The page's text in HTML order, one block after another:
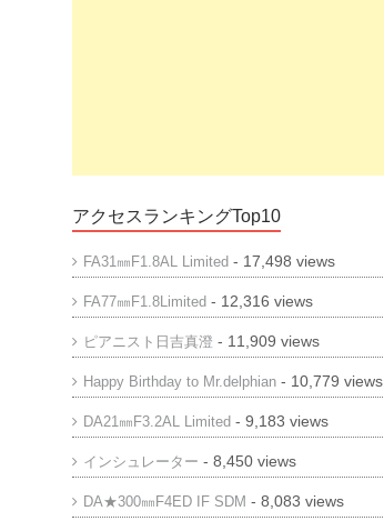
アクセスランキングTop10
FA31㎜F1.8AL Limited - 17,498 views
FA77㎜F1.8Limited - 12,316 views
ピアニスト日吉真澄 - 11,909 views
Happy Birthday to Mr.delphian - 10,779 views
DA21㎜F3.2AL Limited - 9,183 views
インシュレーター - 8,450 views
DA★300㎜F4ED IF SDM - 8,083 views